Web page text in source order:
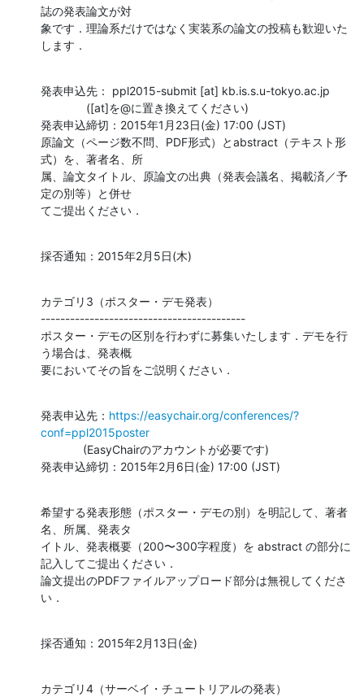
誌の発表論文が対
象です．理論系だけではなく実装系の論文の投稿も歓迎いた
します．
発表申込先： ppl2015-submit [at] kb.is.s.u-tokyo.ac.jp
発表申込締切：2015年1月23日(金) 17:00 (JST)
原論文（ページ数不問、PDF形式）とabstract（テキスト形
式）を、著者名、所
属、論文タイトル、原論文の出典（発表会議名、掲載済／予
定の別等）と併せ
てご提出ください．
採否通知：2015年2月5日(木)
カテゴリ3（ポスター・デモ発表）
------------------------------------------
ポスター・デモの区別を行わずに募集いたします．デモを行
う場合は、発表概
要においてその旨をご説明ください．
発表申込先： https://easychair.org/conferences/?
conf=ppl2015poster
発表申込締切：2015年2月6日(金) 17:00 (JST)
希望する発表形態（ポスター・デモの別）を明記して、著者
名、所属、発表タ
イトル、発表概要（200〜300字程度）を abstract の部分に
記入してご提出ください．
論文提出のPDFファイルアップロード部分は無視してくださ
い．
採否通知：2015年2月13日(金)
カテゴリ4（サーベイ・チュートリアルの発表）